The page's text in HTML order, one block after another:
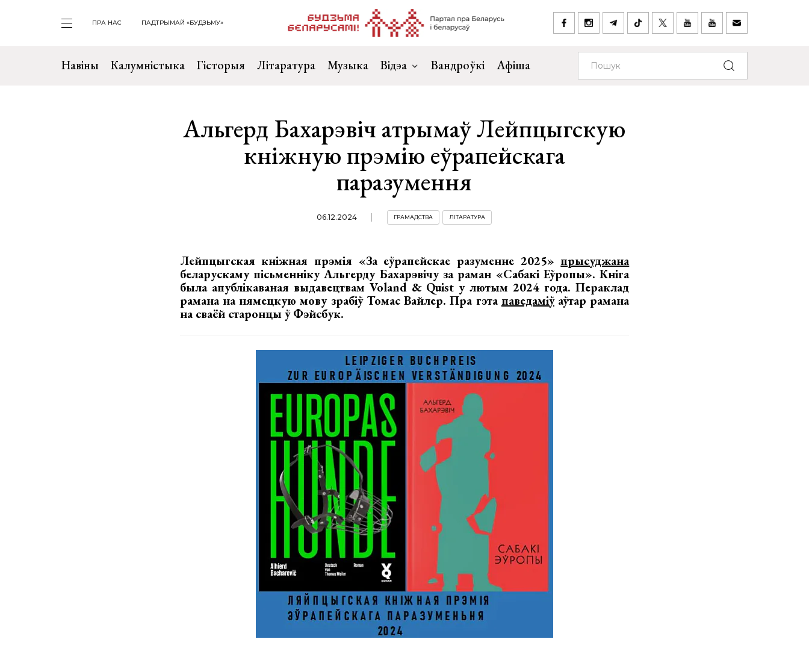
ПРА НАС ПАДТРЫМАЙ «БУДЗЬМУ»
Навіны Калумністыка Гісторыя Літаратура Музыка Відэа Вандроўкі Афіша
Альгерд Бахарэвіч атрымаў Лейпцыгскую
кніжную прэмію еўрапейскага
паразумення
06.12.2024 ГРАМАДСТВА ЛІТАРАТУРА
Лейпцыгская кніжная прэмія «За еўрапейскае разуменне 2025» прысуджана
беларускаму пісьменніку Альгерду Бахарэвічу за раман «Сабакі Еўропы». Кніга
была апублікаваная выдавецтвам Voland & Quist у лютым 2024 года. Пераклад
рамана на нямецкую мову зрабіў Томас Вайлер. Пра гэта паведаміўаўтар рамана
на сваёй старонцы ў Фэйсбук.